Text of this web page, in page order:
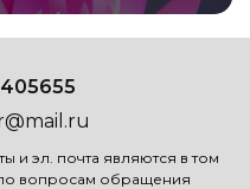
и эл. почта являются в том
по вопросам обращения